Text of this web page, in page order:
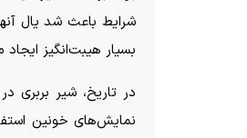
شرایط باعث شد یال
بسیار هیبت‌انگیز ایجاد
در تاریخ، شیر بربری
نمایش‌های خونین